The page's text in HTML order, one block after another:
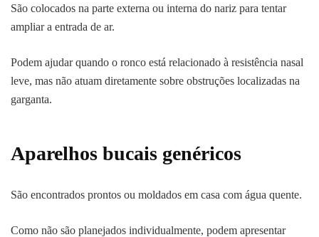
São colocados na parte externa ou interna do nariz para tentar
ampliar a entrada de ar.
Podem ajudar quando o ronco está relacionado à resistência nasal
leve, mas não atuam diretamente sobre obstruções localizadas na
garganta.
Aparelhos bucais genéricos
São encontrados prontos ou moldados em casa com água quente.
Como não são planejados individualmente, podem apresentar